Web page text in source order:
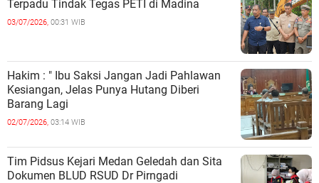
Terpadu Tindak Tegas PETI di Madina
03/07/2026, 00:31 WIB
Hakim : " Ibu Saksi Jangan Jadi Pahlawan
Kesiangan, Jelas Punya Hutang Diberi
Barang Lagi
02/07/2026, 03:14 WIB
Tim Pidsus Kejari Medan Geledah dan Sita
Dokumen BLUD RSUD Dr Pirngadi